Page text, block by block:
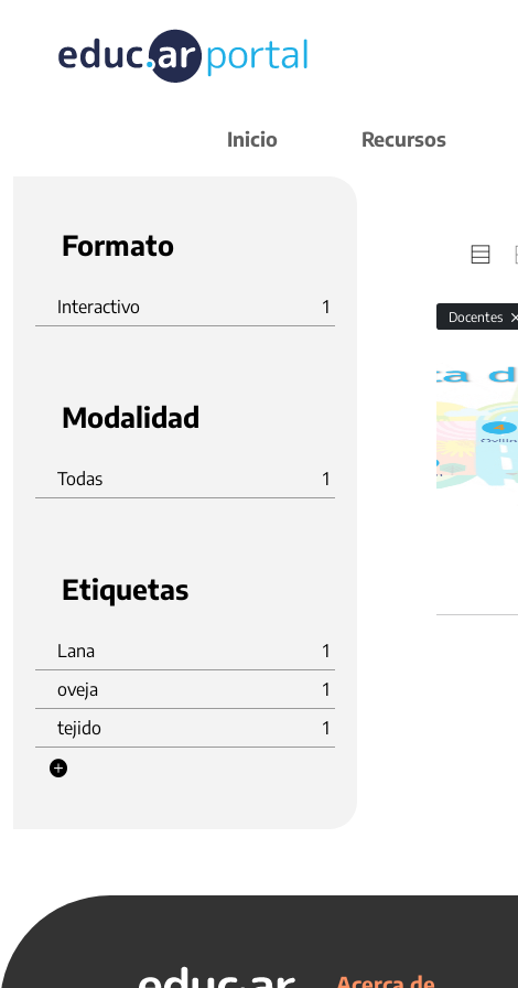
Inicio Recursos
Formato
Interactivo 1
Modalidad
Todas 1
Etiquetas
Lana
1
oveja
1
tejido
1
Docentes